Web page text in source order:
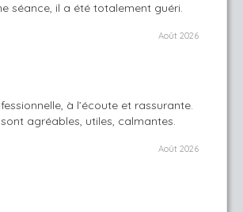
séance, il a été totalement guéri.
Août 2026
à l’écoute et rassurante.
agréables, utiles, calmantes.
Août 2026